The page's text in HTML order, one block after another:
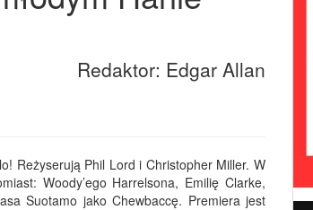
Redaktor: Edgar Allan
Reżyserują Phil Lord i Christopher Miller. W
Woody’ego Harrelsona, Emilię Clarke,
Suotamo jako Chewbaccę. Premiera jest